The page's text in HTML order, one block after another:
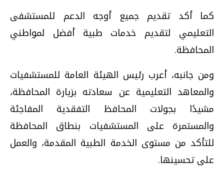
كما أكد تقديم جميع أوجه الدعم للمستشفى
التعليمي لتقديم خدمات طبية أفضل لمواطني
المحافظة.
ومن جانبه، أعرب رئيس الهيئة العامة للمستشفيات
والمعاهد التعليمية عن سعادته بزيارة المحافظة،
مشيدًا بجولات المحافظ التفقدية المفاجئة
والمستمرة على المستشفيات بنطاق المحافظة
للتأكد من مستوى الخدمة الطبية المقدمة، والعمل
على تحسينها.